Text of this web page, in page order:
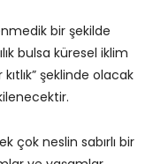
bir şekilde
bulsa küresel iklim
şeklinde olacak
çok neslin sabırlı bir